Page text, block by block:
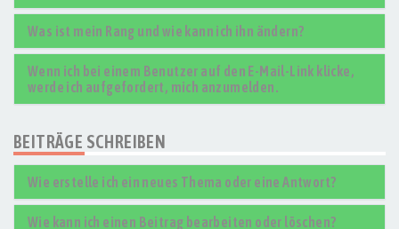
Was ist mein Rang und wie kann ich ihn ändern?
Wenn ich bei einem Benutzer auf den E-Mail-Link klicke,
werde ich aufgefordert, mich anzumelden.
BEITRÄGE SCHREIBEN
Wie erstelle ich ein neues Thema oder eine Antwort?
Wie kann ich einen Beitrag bearbeiten oder löschen?